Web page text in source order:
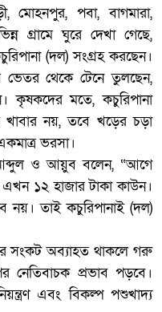
মোহনপুর, পবা, বাগমারা,
গ্রামে ঘুরে দেখা গেছে,
(দল) সংগ্রহ করছেন।
ভেতর থেকে টেনে তুলছেন,
কৃষকদের মতে, কচুরিপানা
নয়, তবে খড়ের চড়া
ভরসা।
আব্দুল ও আয়ুব বলেন, “আগে
১২ হাজার টাকা কাউন।
নয়। তাই কচুরিপানাই (দল)
সংকট অব্যাহত থাকলে গরু
প্রভাব পড়বে।
এবং বিকল্প পশুখাদ্য